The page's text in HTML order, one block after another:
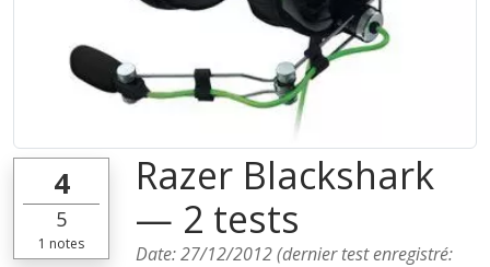
4
5
1 notes
Razer Blackshark
— 2 tests
Date:27/12/2012(dernier test enregistré: